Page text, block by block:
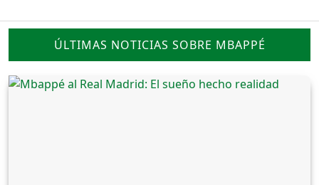
ÚLTIMAS NOTICIAS SOBRE MBAPPÉ